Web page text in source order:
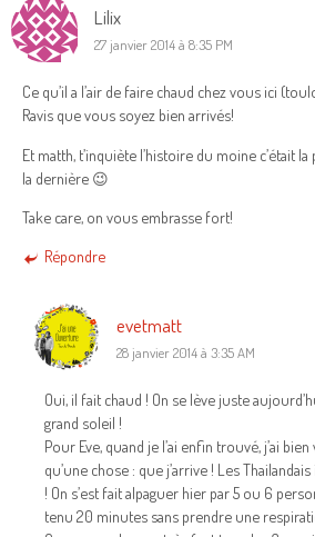
Lilix
27 janvier 2014 à 8:35 PM
Ce qu’il a l’air de faire chaud chez vous ici
Ravis que vous soyez bien arrivés!
Et matth, t’inquiète l’histoire du moine c’était
la dernière 😉
Take care, on vous embrasse fort!
Répondre
evetmatt
28 janvier 2014 à 3:35 AM
Oui, il fait chaud ! On se lève juste
grand soleil !
Pour Eve, quand je l’ai enfin trouvé, j’ai bien
qu’une chose : que j’arrive ! Les
! On s’est fait alpaguer hier par 5 ou 6
tenu 20 minutes sans prendre une